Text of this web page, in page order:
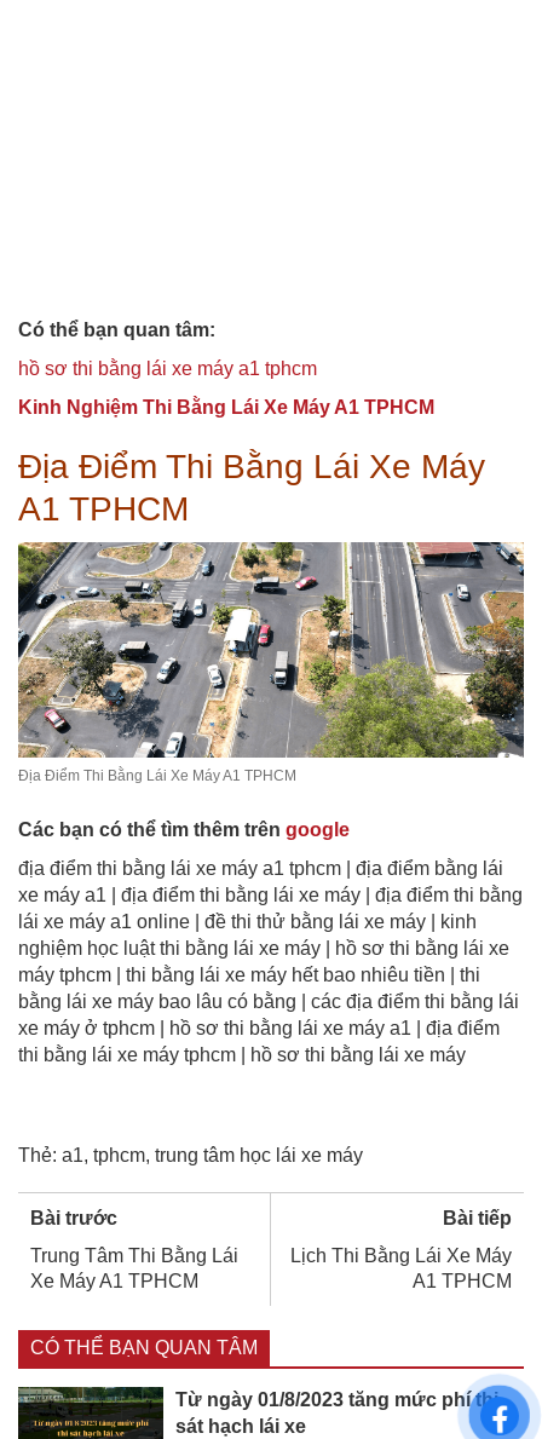
Có thể bạn quan tâm:
hồ sơ thi bằng lái xe máy a1 tphcm
Kinh Nghiệm Thi Bằng Lái Xe Máy A1 TPHCM
Địa Điểm Thi Bằng Lái Xe Máy
A1 TPHCM
Địa Điểm Thi Bằng Lái Xe Máy A1 TPHCM
Các bạn có thể tìm thêm trên google
địa điểm thi bằng lái xe máy a1 tphcm
địa điểm bằng lái
xe máy a1 | địa điểm thi bằng lái xe máy | địa điểm thi bằng
lái xe máy a1 online | đề thi thử bằng lái xe máy | kinh
nghiệm học luật thi bằng lái xe máy | hồ sơ thi bằng lái xe
máy tphcm | thi bằng lái xe máy hết bao nhiêu tiền | thi
bằng lái xe máy bao lâu có bằng | các địa điểm thi bằng lái
xe máy ở tphcm | hồ sơ thi bằng lái xe máy a1 | địa điểm
thi bằng lái xe máy tphcm | hồ sơ thi bằng lái xe máy
Thẻ: a1, tphcm, trung tâm học lái xe máy
Bài trước
Trung Tâm Thi Bằng Lái
Xe Máy A1 TPHCM
Bài tiếp
Lịch Thi Bằng Lái Xe Máy
A1 TPHCM
CÓ THỂ BẠN QUAN TÂM
Từ ngày 01/8/2023 tăng mức phí thi
sát hạch lái xe